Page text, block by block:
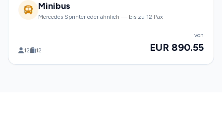
Minibus
Mercedes Sprinter oder ähnlich — bis zu 12 Pax
12 12
von
EUR 890.55